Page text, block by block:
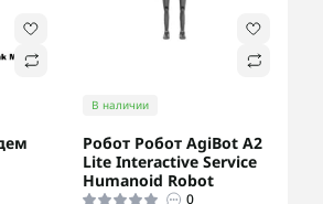
В наличии
Робот Робот AgiBot A2
Lite Interactive Service
Humanoid Robot
0